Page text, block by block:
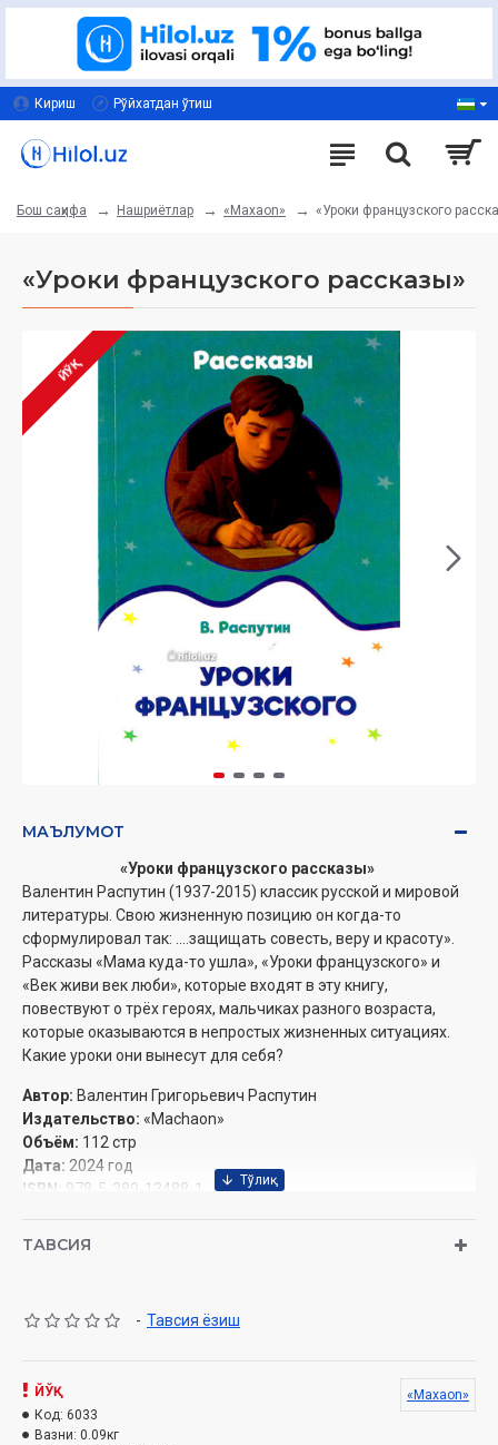
Кириш Рўйхатдан ўтиш
Бош саҳифа Нашриётлар «Maxaon» «Уроки французского
«Уроки французского рассказы»
ЙЎҚ
МАЪЛУМОТ
«Уроки французского рассказы»
Валентин Распутин (1937-2015) классик русской и мировой
литературы. Свою жизненную позицию он когда-то
сформулировал так: ....защищать совесть, веру и красоту».
Рассказы «Мама куда-то ушла», «Уроки французского» и
«Век живи век люби», которые входят в эту книгу,
повествуют о трёх героях, мальчиках разного возраста,
которые оказываются в непростых жизненных ситуациях.
Какие уроки они вынесут для себя?
Автор: Валентин Григорьевич Распутин
Издательство: «Machaon»
Объём: 112 стр
Дата: 2024 год
ISBN: 978-5-389-13488-1
Обложка:
С. Перевалова
Уроки французского (Рисунки И. Максимовой)
Век живи - век люби (Рисунки Е. Петровой)
ТАВСИЯ
- Тавсия ёзиш
ЙЎҚ
Код: 6033
Вазни: 0.09кг
«Maxaon»